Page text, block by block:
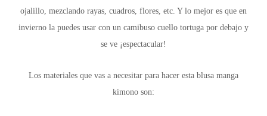
ojalillo, mezclando rayas, cuadros, flores, etc. Y lo mejor es que en
invierno la puedes usar con un camibuso cuello tortuga por debajo y
se ve ¡espectacular!
Los materiales que vas a necesitar para hacer esta blusa manga
kimono son: